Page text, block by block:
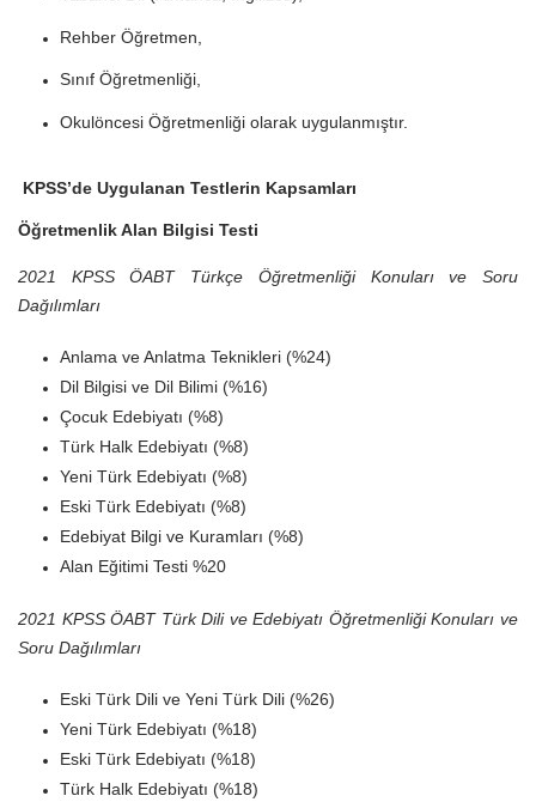
Rehber Öğretmen,
Sınıf Öğretmenliği,
Okulöncesi Öğretmenliği olarak uygulanmıştır.
KPSS’de Uygulanan Testlerin Kapsamları
Öğretmenlik Alan Bilgisi Testi
2021 KPSS ÖABT Türkçe Öğretmenliği Konuları ve Soru
Dağılımları
Anlama ve Anlatma Teknikleri (%24)
Dil Bilgisi ve Dil Bilimi (%16)
Çocuk Edebiyatı (%8)
Türk Halk Edebiyatı (%8)
Yeni Türk Edebiyatı (%8)
Eski Türk Edebiyatı (%8)
Edebiyat Bilgi ve Kuramları (%8)
Alan Eğitimi Testi %20
2021 KPSS ÖABT Türk Dili ve Edebiyatı Öğretmenliği Konuları ve
Soru Dağılımları
Eski Türk Dili ve Yeni Türk Dili (%26)
Yeni Türk Edebiyatı (%18)
Eski Türk Edebiyatı (%18)
Türk Halk Edebiyatı (%18)